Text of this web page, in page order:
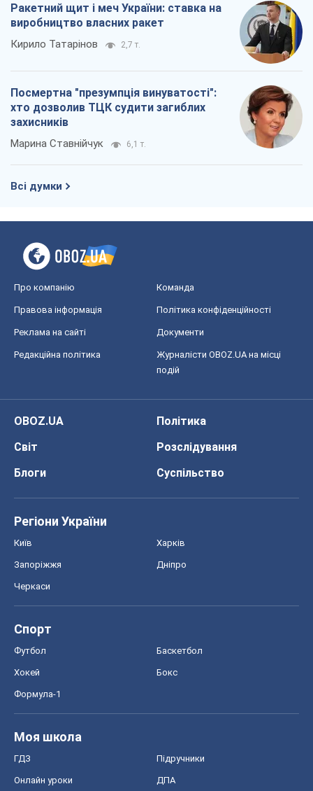
Ракетний щит і меч України: ставка на
виробництво власних ракет
Кирило Татарінов 2,7 т.
Посмертна "презумпція винуватості":
хто дозволив ТЦК судити загиблих
захисників
Марина Ставнійчук 6,1 т.
Всі думки
Про компанію Команда
Правова інформація Політика конфіденційності
Реклама на сайті Документи
Редакційна політика
Журналісти OBOZ.UA на місці
подій
OBOZ.UA
Політика
Світ
Розслідування
Блоги
Суспільство
Регіони України
Київ Харків
Запоріжжя Дніпро
Черкаси
Спорт
Футбол Баскетбол
Хокей Бокс
Формула-1
Моя школа
ГДЗ Підручники
Онлайн уроки ДПА